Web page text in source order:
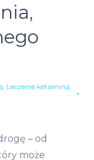
, Leczenie ketaminą,
– od
może